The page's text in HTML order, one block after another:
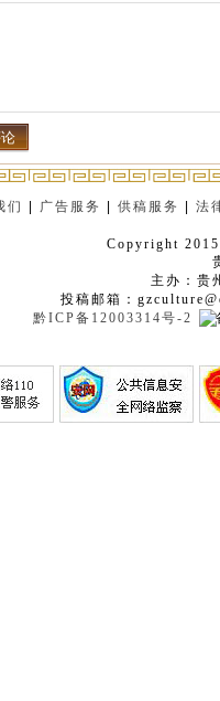
们 广告服务 |供稿服务 |法
Copyright
主办：贵
投稿邮箱：
黔ICP备12003314号-2